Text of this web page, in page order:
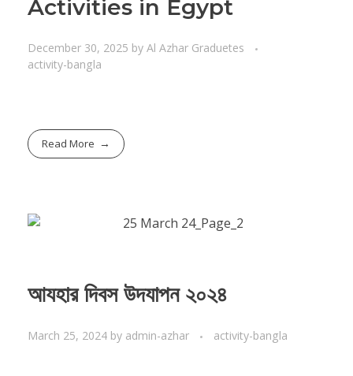
Activities in Egypt
December 30, 2025 by Al Azhar Graduetes
activity-bangla
Read More
আযহার দিবস উদযাপন ২০২৪
March 25, 2024 by admin-azhar activity-bangla